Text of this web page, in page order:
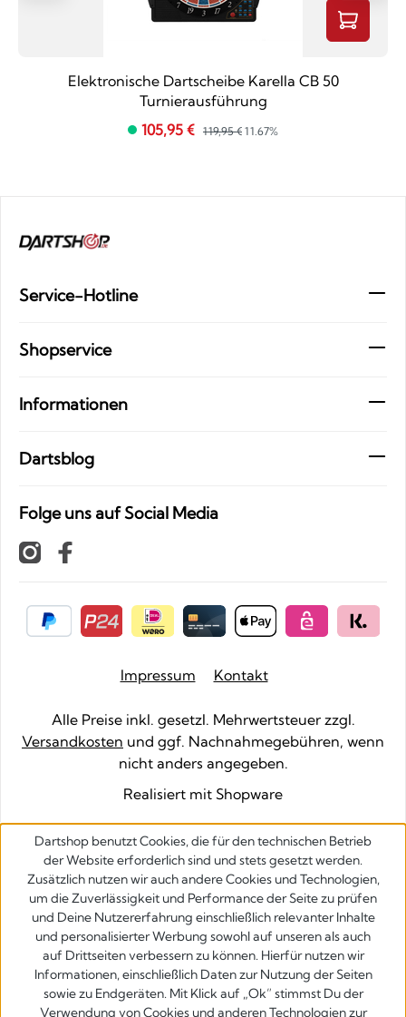
Elektronische Dartscheibe Karella CB 50
Turnierausführung
105,95 € 119,95 € 11.67%
Service-Hotline
Shopservice
Informationen
Dartsblog
Folge uns auf Social Media
Impressum Kontakt
Alle Preise inkl. gesetzl. Mehrwertsteuer zzgl.
Versandkosten und ggf. Nachnahmegebühren, wenn
nicht anders angegeben.
Realisiert mit Shopware
Dartshop benutzt Cookies, die für den technischen Betrieb
der Website erforderlich sind und stets gesetzt werden.
Zusätzlich nutzen wir auch andere Cookies und Technologien,
um die Zuverlässigkeit und Performance der Seite zu prüfen
und Deine Nutzererfahrung einschließlich relevanter Inhalte
und personalisierter Werbung sowohl auf unseren als auch
auf Drittseiten verbessern zu können. Hierfür nutzen wir
Informationen, einschließlich Daten zur Nutzung der Seiten
sowie zu Endgeräten. Mit Klick auf „Ok” stimmst Du der
Verwendung von Cookies und anderen Technologien zur